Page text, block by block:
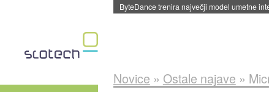
Spletne strani začele streči oglase za
Novice » Ostale najave »